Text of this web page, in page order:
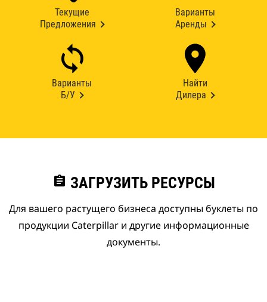
Текущие
Предложения
Варианты
Аренды
Варианты
Б/У
Найти
Дилера
assignment ЗАГРУЗИТЬ РЕСУРСЫ
Для вашего растущего бизнеса доступны буклеты по
продукции Caterpillar и другие информационные
документы.